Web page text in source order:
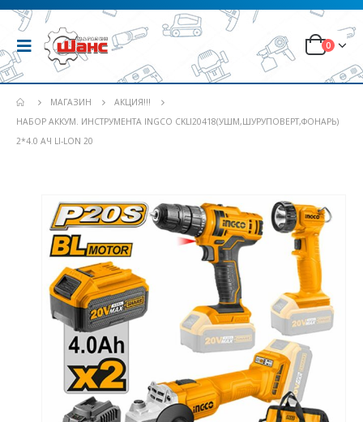
0
МАГАЗИН
АКЦИЯ!!!
НАБОР АККУМ. ИНСТРУМЕНТА INGCO CKLI20418(УШМ,ШУРУПОВЕРТ,ФОНАРЬ)
2*4.0 АЧ LI-LON 20